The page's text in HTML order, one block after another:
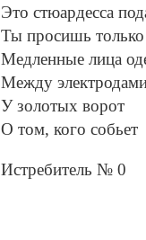
Это стюардесса
Ты просишь только
Медленные лица
Между электродами
У золотых ворот
О том, кого собьет
Истребитель № 0